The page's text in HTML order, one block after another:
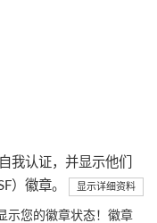
我认证，并显示他们
）徽章。
显示详细资料
示您的徽章状态！徽章